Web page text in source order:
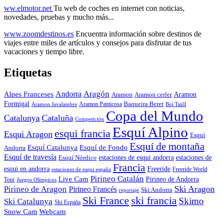
ww.elmotor.net Tu web de coches en internet con noticias,
novedades, pruebas y mucho más...
www.zoomdestinos.es Encuentra información sobre destinos de
viajes entre miles de artículos y consejos para disfrutar de tus
vacaciones y tiempo libre.
Etiquetas
Alpes Franceses Andorra Aragón Aramon Aramon cerler Aramon
Formigal Aramon Javalambre Aramon Panticosa Baqueira Beret Boí Taüll
Catalunya Cataluña Competición Copa del Mundo
Esqui Aragon esqui francia Esquí Alpino Esquí
Andorra Esquí Catalunya Esquí de Fondo Esquí de montaña
Esquí de travesía Esquí Nórdico estaciones de esqui andorra estaciones de
esqui en andorra estaciones de esqui españa Francia Freeride Freeride World
Tour Juegos Olímpicos Live Cam Pirineo Catalán Pirineo de Andorra
Pirineo de Aragon Pirineo Francés reportaje Ski Andorra Ski Aragon
Ski Catalunya Ski España Ski France ski francia Skimo
Snow Cam Webcam